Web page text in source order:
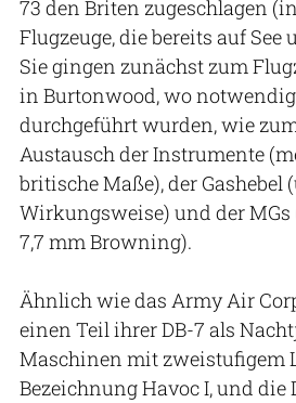
73 den Briten zugeschlagen
Flugzeuge, die bereits auf See
Sie gingen zunächst zum
in Burtonwood, wo
durchgeführt wurden, wie
Austausch der Instrumente
britische Maße), der Gashebel
Wirkungsweise) und der MGs
7,7 mm Browning).
Ähnlich wie das Army Air
einen Teil ihrer DB-7 als
Maschinen mit zweistufigem
Bezeichnung Havoc I, und die